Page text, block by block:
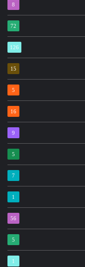
8
72
126
15
5
16
9
5
7
1
56
5
1